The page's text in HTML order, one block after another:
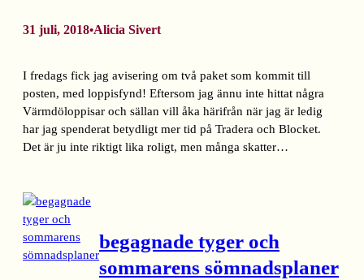
31 juli, 2018•Alicia Sivert
I fredags fick jag avisering om två paket som kommit till
posten, med loppisfynd! Eftersom jag ännu inte hittat några
Värmdöloppisar och sällan vill åka härifrån när jag är ledig
har jag spenderat betydligt mer tid på Tradera och Blocket.
Det är ju inte riktigt lika roligt, men många skatter…
begagnade tyger och
sommarens sömnadsplaner